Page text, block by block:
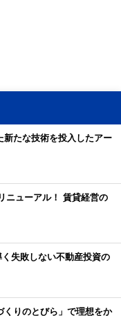
新たな技術を投入したアー
ニューアル！ 賃貸経営の
失敗しない不動産投資の
くりのとびら」で理想をか